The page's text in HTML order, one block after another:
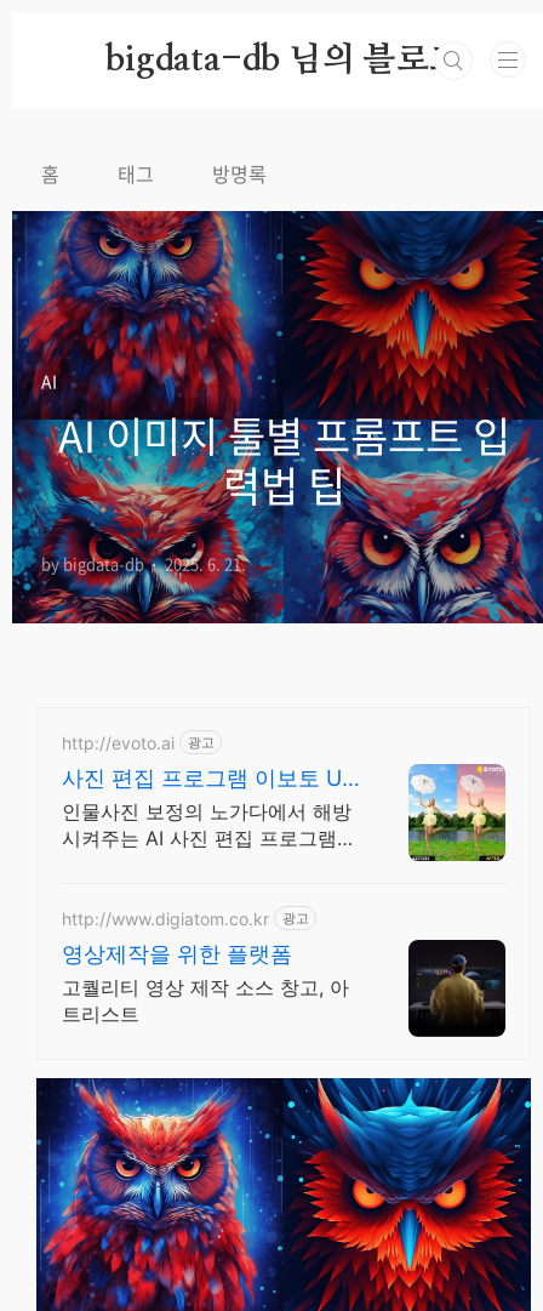
bigdata-db 님의 블로그
홈 태그 방명록
AI
AI 이미지 툴별 프롬프트 입
력법 팁
by bigdata-db 2025. 6. 21.
http://evoto.ai 광고
사진 편집 프로그램 이보토 Up
to 25% off
인물사진 보정의 노가다에서 해방
시켜주는 AI 사진 편집 프로그램
http://www.digiatom.co.kr 광고
영상제작을 위한 플랫폼
고퀄리티 영상 제작 소스 창고, 아
트리스트